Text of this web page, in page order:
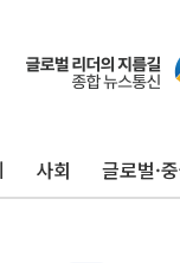
사회 글로벌·
美 항
이란
[AI
뉴욕